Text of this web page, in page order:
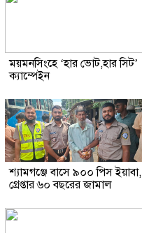
ময়মনসিংহে ‘হার ভোট,হার সিট’
ক্যাম্পেইন
শ্যামগঞ্জে বাসে ৯০০ পিস ইয়াবা,
গ্রেপ্তার ৬০ বছরের জামাল